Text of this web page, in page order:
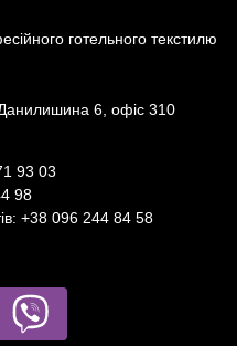
готельного текстилю
6, офіс 310
93 03
98
+38 096 244 84 58